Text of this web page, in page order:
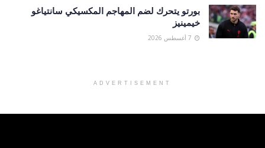
بورتو يتحرك لضم المهاجم المكسيكي سانتياغو
خيمينيز
ADVERTISEMENT